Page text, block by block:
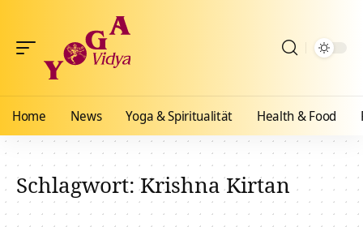
Home News Yoga & Spiritualität Health & Food
Schlagwort:Krishna Kirtan